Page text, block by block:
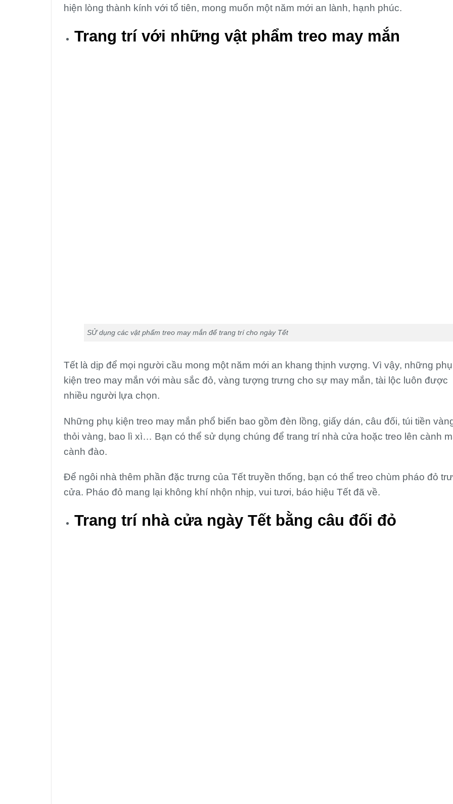
hiện lòng thành kính với tổ tiên, mong muốn một năm mới an lành, hạnh phúc.
Trang trí với những vật phẩm treo may mắn
SỬ dụng các vật phẩm treo may mắn để trang trí cho ngày Tết
Tết là dịp để mọi người cầu mong một năm mới an khang thịnh vượng. Vì vậy, những phụ
kiện treo may mắn với màu sắc đỏ, vàng tượng trưng cho sự may mắn, tài lộc luôn được
nhiều người lựa chọn.
Những phụ kiện treo may mắn phổ biến bao gồm đèn lồng, giấy dán, câu đối, túi tiền
thỏi vàng, bao lì xì… Bạn có thể sử dụng chúng để trang trí nhà cửa hoặc treo lên cành
cành đào.
Để ngôi nhà thêm phần đặc trưng của Tết truyền thống, bạn có thể treo chùm pháo đỏ
cửa. Pháo đỏ mang lại không khí nhộn nhịp, vui tươi, báo hiệu Tết đã về.
Trang trí nhà cửa ngày Tết bằng câu đối đỏ